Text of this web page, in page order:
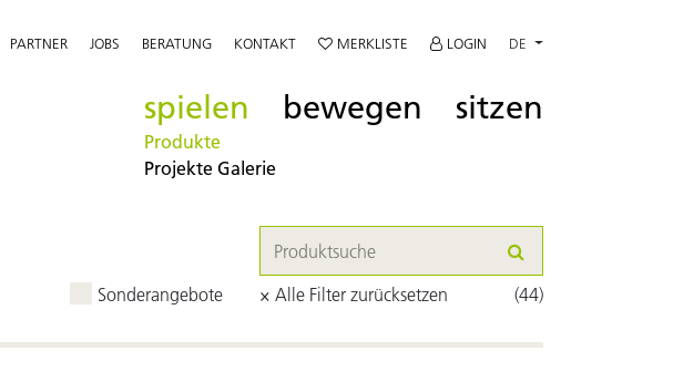
PARTNER JOBS BERATUNG KONTAKT MERKLISTE LOGIN DE
spielen
Produkte
Projekte Galerie
bewegen sitzen
Sonderangebote × Alle Filter zurücksetzen (44)